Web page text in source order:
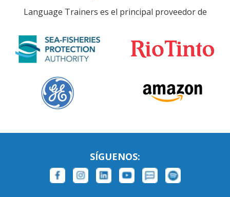
Language Trainers es el principal proveedor de
SÍGUENOS: